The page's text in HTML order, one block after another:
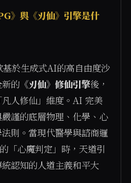
》與《刃仙》引擎是什
的 《刃仙》修仙引擎後，
人修仙」維度。AI 完美
謹的底層物理、化學、心
則。當現代醫學與諮商邏
「心魔判定」時，天道引
認知的人道主義和平大